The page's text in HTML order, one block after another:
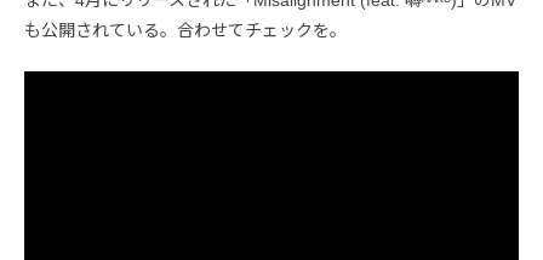
も公開されている。合わせてチェックを。